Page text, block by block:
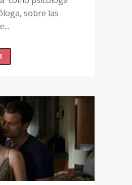
sobre las